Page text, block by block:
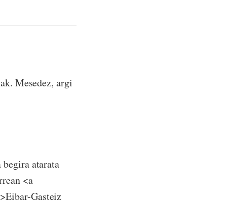
Mesedez, argi
atarata
<a
Gasteiz